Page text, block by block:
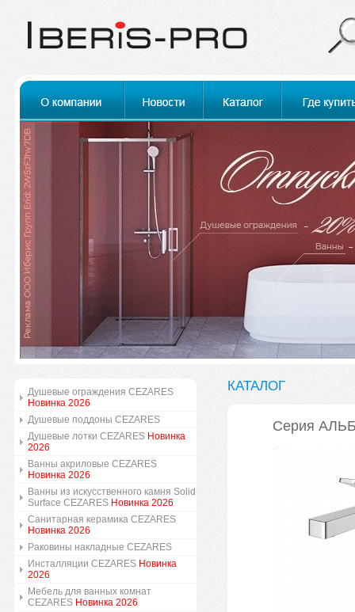
Душевые ограждения CEZARES
Новинка 2026
Душевые поддоны CEZARES
Душевые лотки CEZARES Новинка
2026
Ванны акриловые CEZARES
Новинка 2026
Ванны из искусственного камня Solid
Surface CEZARES Новинка 2026
Санитарная керамика CEZARES
Новинка 2026
Раковины накладные CEZARES
Инсталляции CEZARES Новинка
2026
Мебель для ванных комнат
CEZARES Новинка 2026
КАТАЛОГ
Серия